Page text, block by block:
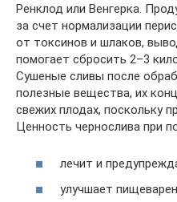
Ренклод или Венгерка.
за счет нормализации
от токсинов и шлаков,
помогает сбросить 2–3
Сушеные сливы после
полезные вещества, их
свежих плодах, поскольку
Ценность чернослива при
лечит и
улучшает